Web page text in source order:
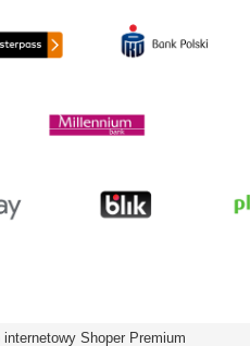
internetowy Shoper Premium